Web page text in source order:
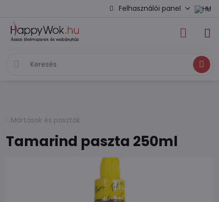
Felhasználói panel
Keresés
Mártások és paszták
Tamarind paszta 250ml